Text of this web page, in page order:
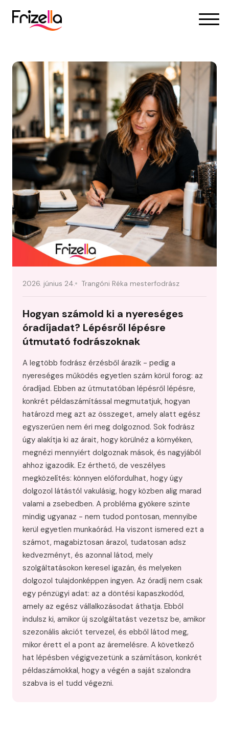
2026. június 24. Trangóni Réka mesterfodrász
Hogyan számold ki a nyereséges
óradíjadat? Lépésről lépésre
útmutató fodrászoknak
A legtöbb fodrász érzésből árazik - pedig a
nyereséges működés egyetlen szám körül forog: az
óradíjad. Ebben az útmutatóban lépésről lépésre,
konkrét példaszámítással megmutatjuk, hogyan
határozd meg azt az összeget, amely alatt egész
egyszerűen nem éri meg dolgoznod. Sok fodrász
úgy alakítja ki az árait, hogy körülnéz a környéken,
megnézi mennyiért dolgoznak mások, és nagyjából
ahhoz igazodik. Ez érthető, de veszélyes
megközelítés: könnyen előfordulhat, hogy úgy
dolgozol látástól vakulásig, hogy közben alig marad
valami a zsebedben. A probléma gyökere szinte
mindig ugyanaz - nem tudod pontosan, mennyibe
kerül egyetlen munkaórád. Ha viszont ismered ezt a
számot, magabiztosan árazol, tudatosan adsz
kedvezményt, és azonnal látod, mely
szolgáltatásokon keresel igazán, és melyeken
dolgozol tulajdonképpen ingyen. Az óradíj nem csak
egy pénzügyi adat: az a döntési kapaszkodód,
amely az egész vállalkozásodat áthatja. Ebből
indulsz ki, amikor új szolgáltatást vezetsz be, amikor
szezonális akciót tervezel, és ebből látod meg,
mikor érett el a pont az áremelésre. A következő
hat lépésben végigvezetünk a számításon, konkrét
példaszámokkal, hogy a végén a saját szalondra
szabva is el tudd végezni.